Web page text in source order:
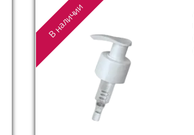
В наличии